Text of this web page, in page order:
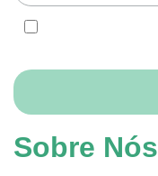
Sobre Nós